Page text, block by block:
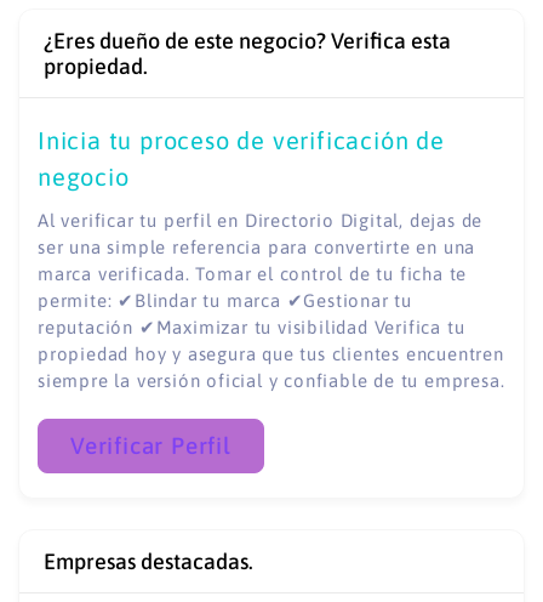
¿Eres dueño de este negocio? Verifica esta
propiedad.
Inicia tu proceso de verificación de
negocio
Al verificar tu perfil en Directorio Digital, dejas de
ser una simple referencia para convertirte en una
marca verificada. Tomar el control de tu ficha te
permite: ✔Blindar tu marca ✔Gestionar tu
reputación ✔Maximizar tu visibilidad Verifica tu
propiedad hoy y asegura que tus clientes encuentren
siempre la versión oficial y confiable de tu empresa.
Verificar Perfil
Empresas destacadas.